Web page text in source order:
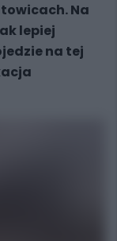
Na
lepiej
na tej